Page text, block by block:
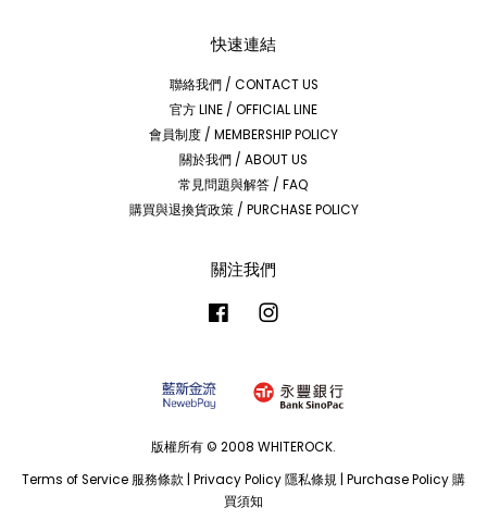
快速連結
聯絡我們 / CONTACT US
官方 LINE / OFFICIAL LINE
會員制度 / MEMBERSHIP POLICY
關於我們 / ABOUT US
常見問題與解答 / FAQ
購買與退換貨政策 / PURCHASE POLICY
關注我們
Facebook
版權所有 © 2008 WHITEROCK.
Terms of Service 服務條款
Privacy Policy 隱私條規 Purchase Policy 購
買須知